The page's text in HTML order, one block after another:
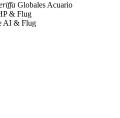
Globales Acuario
& Flug
AI & Flug